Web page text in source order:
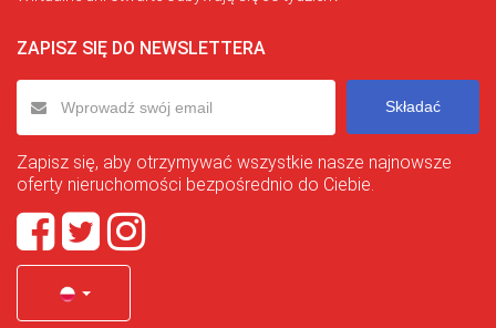
ZAPISZ SIĘ DO NEWSLETTERA
Składać
Zapisz się, aby otrzymywać wszystkie nasze najnowsze
oferty nieruchomości bezpośrednio do Ciebie.